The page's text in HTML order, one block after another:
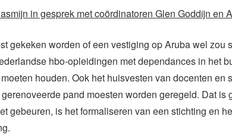
in gesprek met coördinatoren Glen Goddijn en
gekeken worden of een vestiging op Aruba wel zou
hbo-opleidingen met dependances in het
houden. Ook het huisvesten van docenten en
pand moesten worden geregeld. Dat is
gebeuren, is het formaliseren van een stichting en